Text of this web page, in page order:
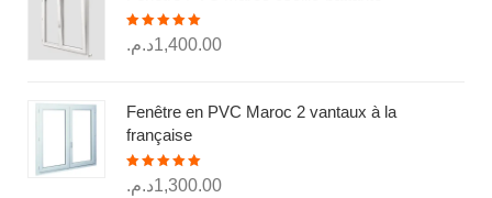
Note5.00
sur 51,400.00د.م.
Fenêtre en PVC Maroc 2 vantaux à la
française
Note5.00
sur 51,300.00د.م.